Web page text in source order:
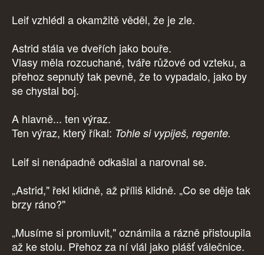
Leif vzhlédl a okamžitě věděl, že je zle.
Astrid stála ve dveřích jako bouře.
Vlasy měla rozcuchané, tváře růžové od vzteku, a
přehoz sepnutý tak pevně, že to vypadalo, jako by
se chystal boj.
A hlavně... ten výraz.
Ten výraz, který říkal: Tohle si vypiješ, regente.
Leif si nenápadně odkašlal a narovnal se.
„Astrid," řekl klidně, až příliš klidně. „Co se děje tak
brzy ráno?"
„Musíme si promluvit," oznámila a rázně přistoupila
až ke stolu. Přehoz za ní vlál jako plášť válečnice.